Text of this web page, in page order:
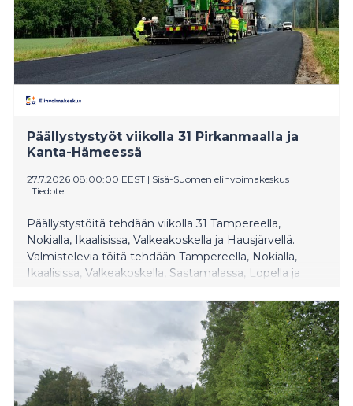
Päällystystyöt viikolla 31 Pirkanmaalla ja
Kanta-Hämeessä
27.7.2026 08:00:00 EEST | Sisä-Suomen elinvoimakeskus
| Tiedote
Päällystystöitä tehdään viikolla 31 Tampereella,
Nokialla, Ikaalisissa, Valkeakoskella ja Hausjärvellä.
Valmistelevia töitä tehdään Tampereella, Nokialla,
Ikaalisissa, Valkeakoskella, Sastamalassa, Lopella ja
varovaisuutta työmaiden läheisyydessä ja varaamaan
hieman lisää aikaa matkantekoon. Tietyömaiden
sijainnin voi tarkistaa etukäteen Fintrafficin
Liikennetilanne -palvelusta.